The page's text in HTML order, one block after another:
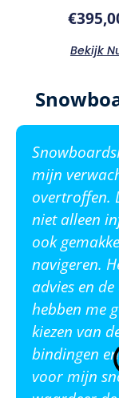
€
Bekijk
mijn
overtroffen.
niet alleen
ook
navigeren.
advies en
hebben me
kiezen van
bindingen
voor mijn